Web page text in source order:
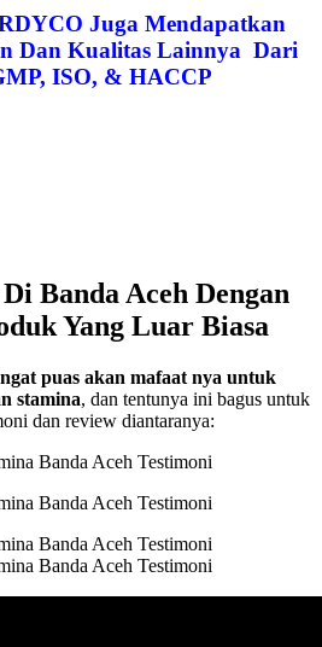
Juga Mendapatkan
Dan Kualitas Lainnya Dari
ISO, & HACCP
Banda Aceh Dengan
Yang Luar Biasa
puas akan mafaat nya untuk
stamina, dan tentunya ini bagus untuk
dan review diantaranya: